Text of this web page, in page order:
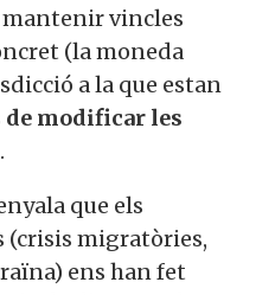
vincles
(la moneda
a la que estan
de modificar les
.
que els
(crisis migratòries,
ens han fet